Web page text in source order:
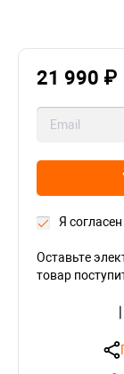
21 990 ₽
Я
Оставьте
товар